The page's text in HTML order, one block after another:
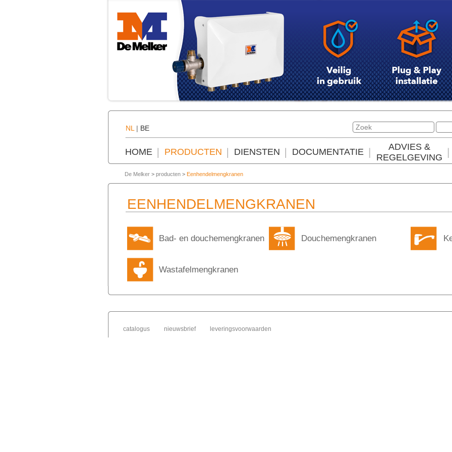
NL | BE
HOME PRODUCTEN DIENSTEN DOCUMENTATIE
ADVIES &
REGELGEVING
De Melker > producten > Eenhendelmengkranen
EENHENDELMENGKRANEN
Bad- en douchemengkranen Douchemengkranen
Wastafelmengkranen
catalogus nieuwsbrief leveringsvoorwaarden